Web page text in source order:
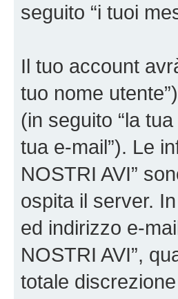
seguito “i tuoi
Il tuo account
tuo nome
(in seguito “la
tua e-mail”). Le
NOSTRI AVI”
ospita il server.
ed indirizzo e-
NOSTRI AVI”,
totale